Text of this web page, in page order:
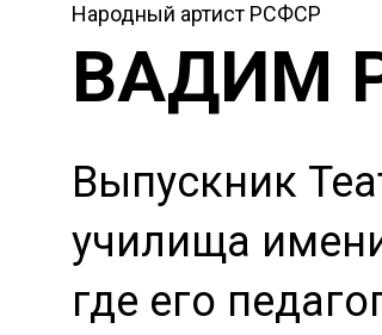
Народный артист РСФСР
ВАДИМ
Выпускник
училища
где его